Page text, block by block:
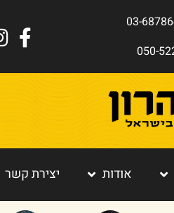
אודות יצירת קשר